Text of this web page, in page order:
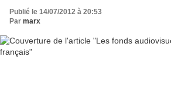
Publié le 14/07/2012 à 20:53
Par marx